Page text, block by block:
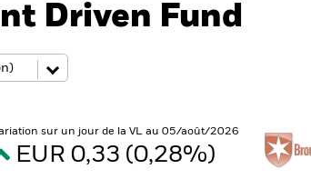
Driven Fund
sur un jour de la VL au 05/août/2026
EUR 0,33 (0,28%)